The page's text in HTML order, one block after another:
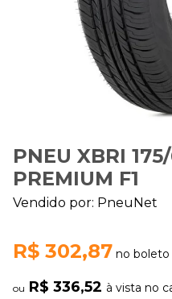
PNEU XBRI
PREMIUM F1
Vendido por: PneuNet
R$ 302,87 no boleto
ou R$ 336,52 à vista no